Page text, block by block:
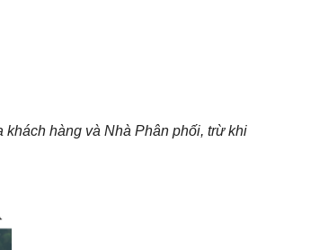
hàng và Nhà Phân phối, trừ khi